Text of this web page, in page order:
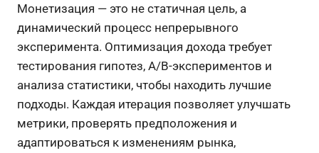
Монетизация — это не статичная цель, а
динамический процесс непрерывного
эксперимента. Оптимизация дохода требует
тестирования гипотез, A/B-экспериментов и
анализа статистики, чтобы находить лучшие
подходы. Каждая итерация позволяет улучшать
метрики, проверять предположения и
адаптироваться к изменениям рынка,